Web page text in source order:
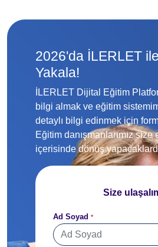
2026'da İLERLET ile
Yakala!
İLERLET Dijital Eğitim
bilgi almak ve eğitim
detaylı bilgi edinmek için
Eğitim danışmanlarımız size
içerisinde dönüş
Size
Ad Soyad *